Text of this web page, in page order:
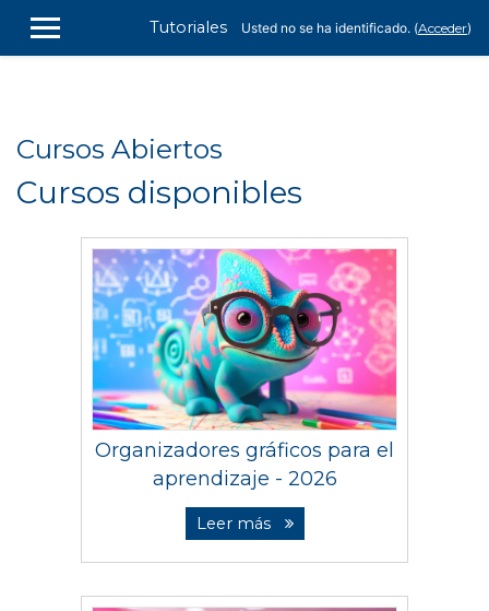
PANEL LATERAL
Tutoriales Usted no se ha identificado. (Acceder)
Cursos Abiertos
Cursos disponibles
Organizadores gráficos para el
aprendizaje - 2026
Leer más